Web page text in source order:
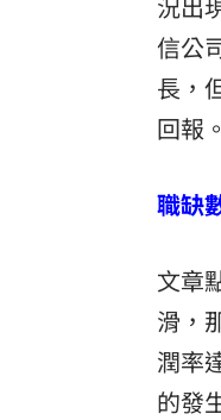
信公
長，
回報
職缺
文章
滑，
潤率
的發